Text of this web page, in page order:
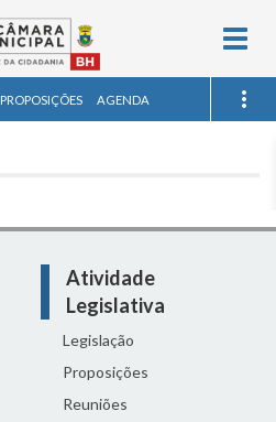
PROPOSIÇÕES AGENDA
Atividade
Legislativa
Legislação
Proposições
Reuniões